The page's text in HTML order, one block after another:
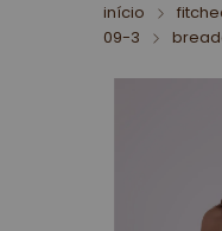
início
09-3